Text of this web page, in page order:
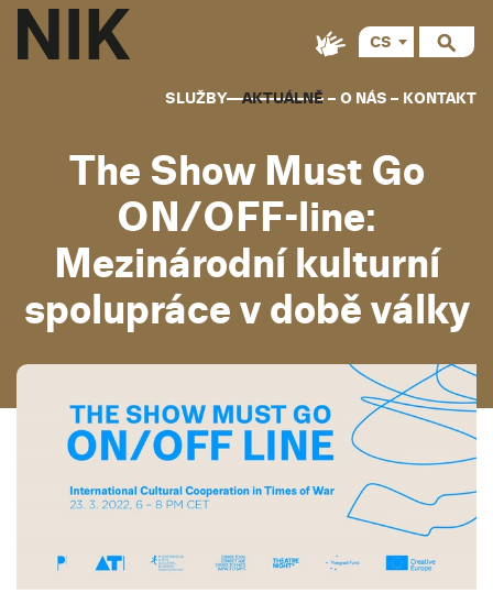
SLUŽBY AKTUÁLNĚ O NÁS KONTAKT
CS
The Show Must Go
ON/OFF-line:
Mezinárodní kulturní
spolupráce v době války